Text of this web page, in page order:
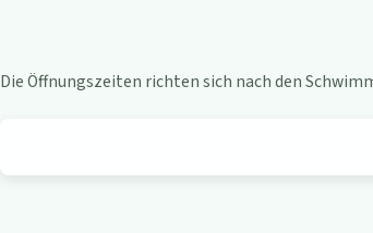
r
a
Die Öffnungszeiten richten sich nach den